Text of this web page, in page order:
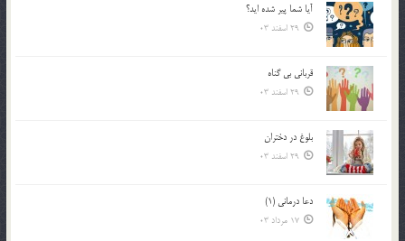
آیا شما پیر شده اید؟
29 اسفند 03
قرباني بي گناه
29 اسفند 03
بلوغ در دختران
29 اسفند 03
دعا درمانی (1)
17 مرداد 03